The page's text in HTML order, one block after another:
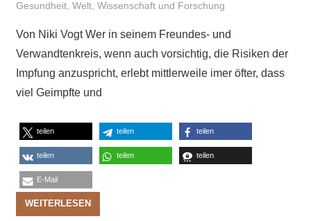
Gesundheit, Welt, Wissenschaft und Forschung
Von Niki Vogt Wer in seinem Freundes- und
Verwandtenkreis, wenn auch vorsichtig, die Risiken der
Impfung anzuspricht, erlebt mittlerweile imer öfter, dass
viel Geimpfte und
teilen teilen teilen
teilen teilen teilen
E-Mail
WEITERLESEN